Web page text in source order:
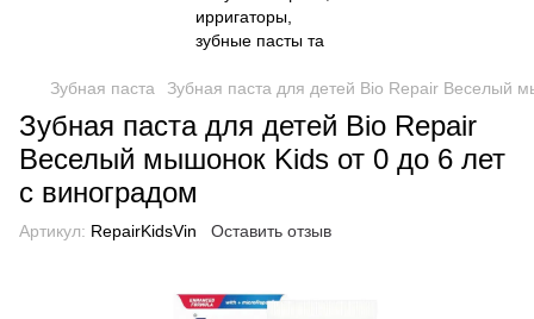
Зубная паста Зубная паста для детей Bio Repair Веселый
Зубная паста для детей Bio Repair
Веселый мышонок Kids от 0 до 6 лет
с виноградом
Артикул: RepairKidsVin Оставить отзыв